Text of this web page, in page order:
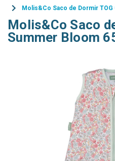
Molis&Co Saco de Dormir TOG 0.5 Summer Bloom
Molis&Co Saco
Summer Bloom